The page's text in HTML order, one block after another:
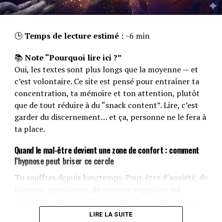
🕒 Temps de lecture estimé :~6 min
📚Note “Pourquoi lire ici ?”
Oui, les textes sont plus longs que la moyenne — et
c’est volontaire. Ce site est pensé pour entraîner ta
concentration, ta mémoire et ton attention, plutôt
que de tout réduire à du “snack content”. Lire, c’est
garder du discernement… et ça, personne ne le fera à
ta place.
Quand le mal-être devient une zone de confort : comment
l’hypnose peut briser ce cercle
Tu souffres depuis longtemps. Peut-être d’anxiété, de
que ça ne va pas, mais au fond… tu ne fais rien pour
LIRE LA SUITE